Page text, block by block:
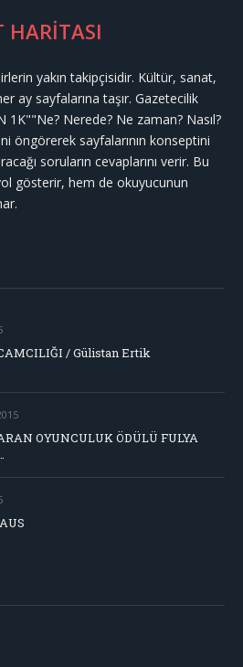
HARİTASI
yakın takipçisidir. Kültür, sanat,
ay sayfalarına taşır. Gazetecilik
Nerede? Ne zaman? Nasıl?
öngörerek sayfalarının konseptini
soruların cevaplarını verir. Bu
gösterir, hem de okuyucunun
/ Gülistan Ertik
OYUNCULUK ÖDÜLÜ FULYA